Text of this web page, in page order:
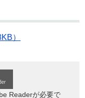
）
Readerが必要で